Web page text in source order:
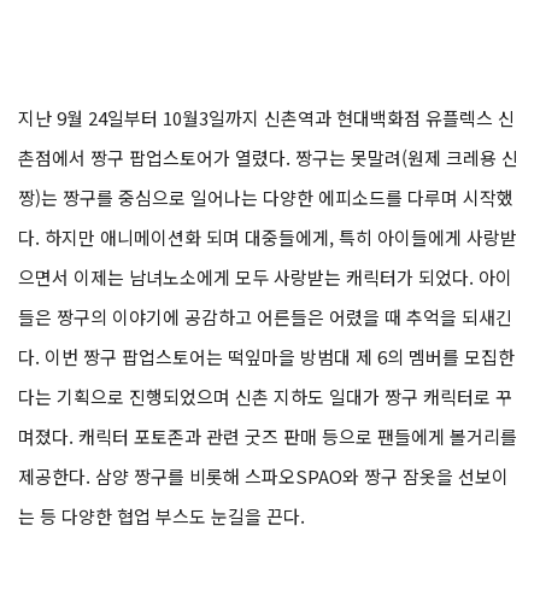
지난 9월 24일부터 10월3일까지 신촌역과 현대백화점 유플렉스 신
촌점에서 짱구 팝업스토어가 열렸다. 짱구는 못말려(원제 크레용 신
짱)는 짱구를 중심으로 일어나는 다양한 에피소드를 다루며 시작했
다. 하지만 애니메이션화 되며 대중들에게, 특히 아이들에게 사랑받
으면서 이제는 남녀노소에게 모두 사랑받는 캐릭터가 되었다. 아이
들은 짱구의 이야기에 공감하고 어른들은 어렸을 때 추억을 되새긴
다. 이번 짱구 팝업스토어는 떡잎마을 방범대 제 6의 멤버를 모집한
다는 기획으로 진행되었으며 신촌 지하도 일대가 짱구 캐릭터로 꾸
며졌다. 캐릭터 포토존과 관련 굿즈 판매 등으로 팬들에게 볼거리를
제공한다. 삼양 짱구를 비롯해 스파오SPAO와 짱구 잠옷을 선보이
는 등 다양한 협업 부스도 눈길을 끈다.